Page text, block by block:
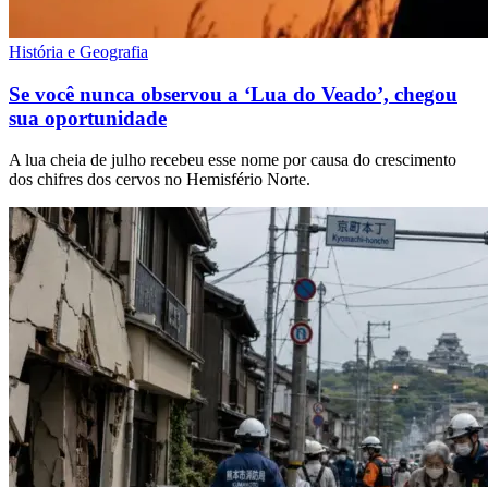
História e Geografia
Se você nunca observou a ‘Lua do Veado’, chegou
sua oportunidade
A lua cheia de julho recebeu esse nome por causa do crescimento
dos chifres dos cervos no Hemisfério Norte.